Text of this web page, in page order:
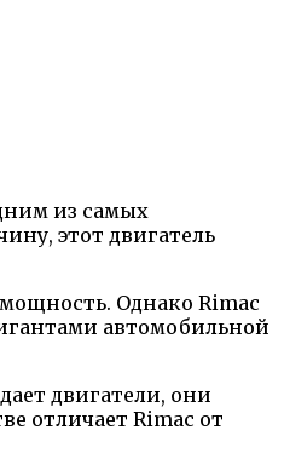
из самых
этот двигатель
Однако Rimac
автомобильной
двигатели, они
отличает Rimac от